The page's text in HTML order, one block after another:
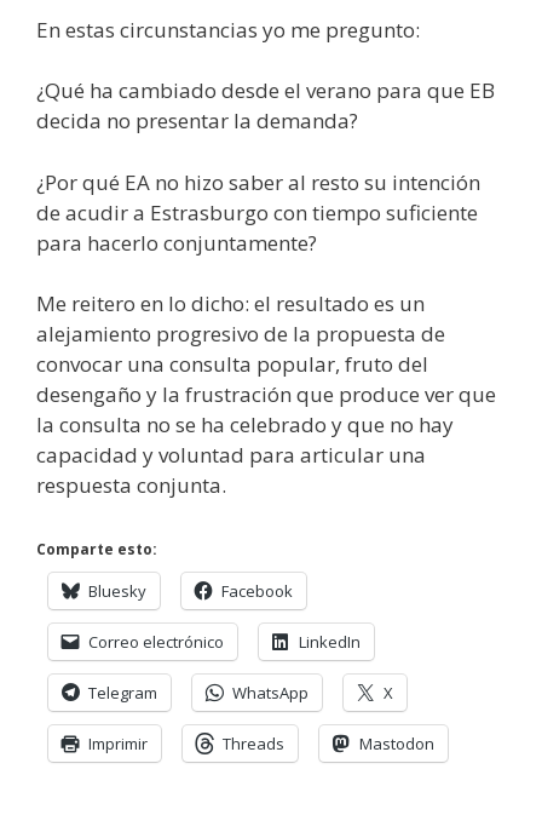
En estas circunstancias yo me pregunto:
¿Qué ha cambiado desde el verano para que EB
decida no presentar la demanda?
¿Por qué EA no hizo saber al resto su intención
de acudir a Estrasburgo con tiempo suficiente
para hacerlo conjuntamente?
Me reitero en lo dicho: el resultado es un
alejamiento progresivo de la propuesta de
convocar una consulta popular, fruto del
desengaño y la frustración que produce ver que
la consulta no se ha celebrado y que no hay
capacidad y voluntad para articular una
respuesta conjunta.
Comparte esto:
Bluesky Facebook
Correo electrónico LinkedIn
Telegram WhatsApp X
Imprimir Threads Mastodon